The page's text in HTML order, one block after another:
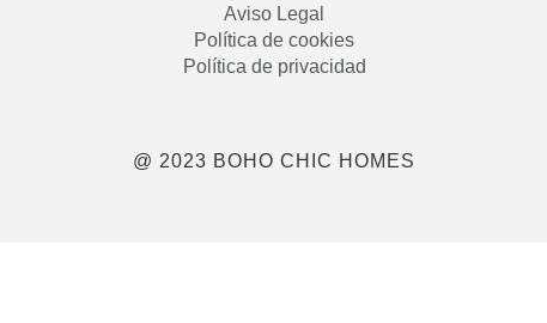
Aviso Legal
Política de cookies
Política de privacidad
@ 2023 BOHO CHIC HOMES